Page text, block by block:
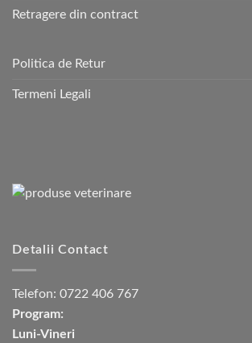
Retragere din contract
Politica de Retur
Termeni Legali
Detalii Contact
Telefon: 0722 406 767
Program:
Luni-Vineri